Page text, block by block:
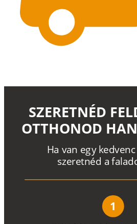
Ha van egy kedvenc
szeretnéd a falad
SZERETNÉD
OTTHONOD
1